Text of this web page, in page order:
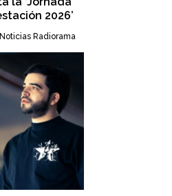
2026’
Noticias Radiorama